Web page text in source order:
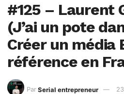
#125 – Laurent
(J’ai un pote
Créer un média
référence en
Par Serial entrepreneur